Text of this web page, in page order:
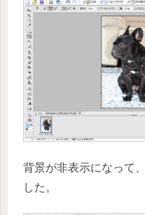
背景が非表示になって
した。